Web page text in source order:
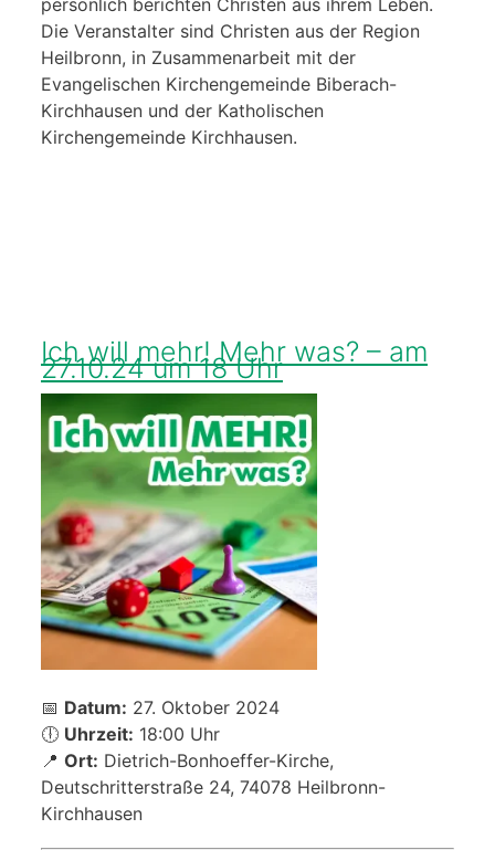
Die Veranstalter sind Christen aus der Region
Heilbronn, in Zusammenarbeit mit der
Evangelischen Kirchengemeinde Biberach-
Kirchhausen und der Katholischen
Kirchengemeinde Kirchhausen.
Ich will mehr! Mehr was? – am
27.10.24 um 18 Uhr
📅 Datum: 27. Oktober 2024
🕕 Uhrzeit: 18:00 Uhr
📍 Ort: Dietrich-Bonhoeffer-Kirche,
Deutschritterstraße 24, 74078 Heilbronn-
Kirchhausen